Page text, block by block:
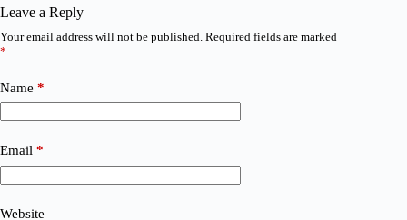
Leave a Reply
Your email address will not be published. Required fields are marked
*
Name *
Email *
Website